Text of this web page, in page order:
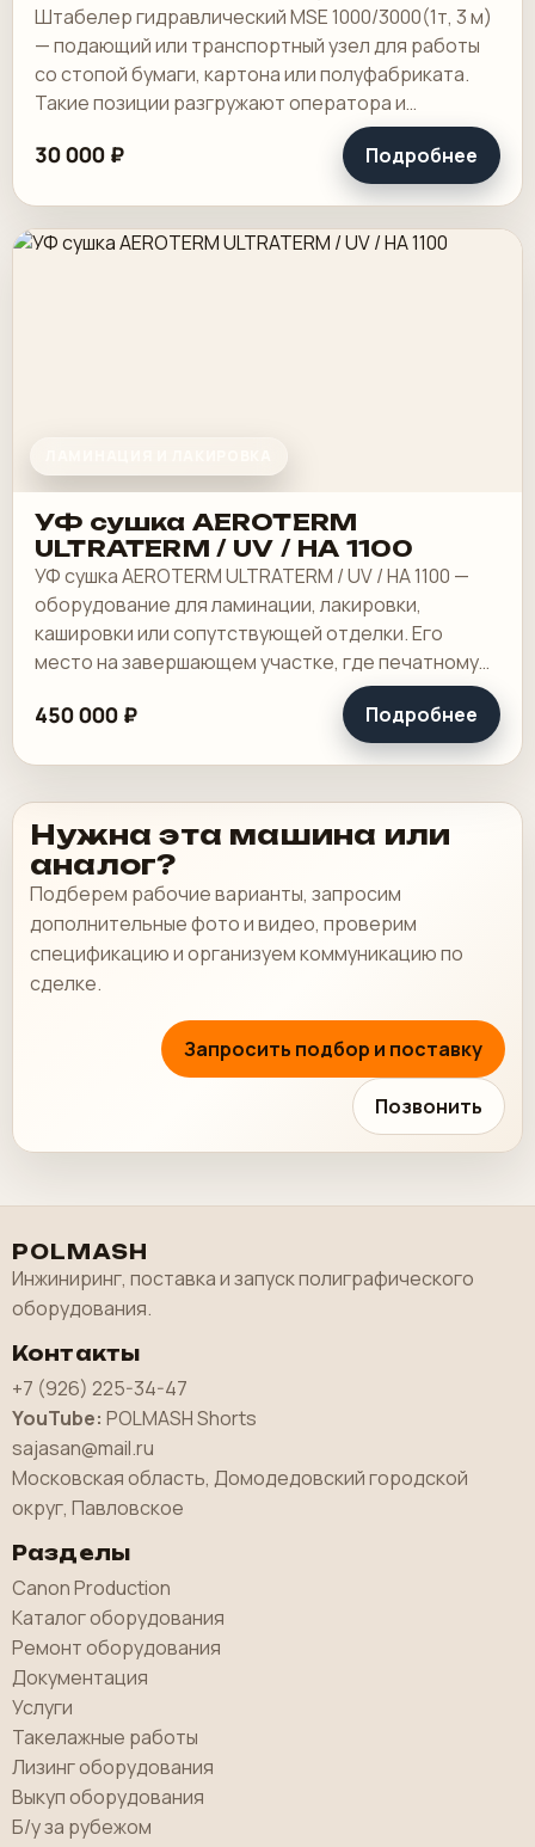
Штабелер гидравлический MSE 1000/3000(1т, 3 м)
— подающий или транспортный узел для работы
со стопой бумаги, картона или полуфабриката.
Такие позиции разгружают оператора и
помогают держать ровный ритм рядом с резкой.
30 000 ₽ Подробнее
УФ сушка AEROTERM
ULTRATERM / UV / HA 1100
УФ сушка AEROTERM ULTRATERM / UV / HA 1100 —
оборудование для ламинации, лакировки,
кашировки или сопутствующей отделки. Его
место на завершающем участке, где печатному
листу или картону нужно придать жесткость,
защиту.
450 000 ₽ Подробнее
Нужна эта машина или
аналог?
Подберем рабочие варианты, запросим
дополнительные фото и видео, проверим
спецификацию и организуем коммуникацию по
сделке.
Запросить подбор и поставку
Позвонить
POLMASH
Инжиниринг, поставка и запуск полиграфического
оборудования.
Контакты
+7 (926) 225-34-47
YouTube: POLMASH Shorts
sajasan@mail.ru
Московская область, Домодедовский городской
округ, Павловское
Разделы
Canon Production
Каталог оборудования
Ремонт оборудования
Документация
Услуги
Такелажные работы
Лизинг оборудования
Выкуп оборудования
Б/у за рубежом